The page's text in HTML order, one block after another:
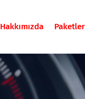
Hakkımızda Paketler